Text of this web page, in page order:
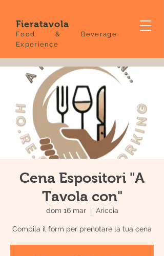
Fieratavola
Food & Beverage
Experience
Cena Espositori "A
Tavola con"
dom 16 mar
  |
Ariccia
Compila il form per prenotare la tua cena